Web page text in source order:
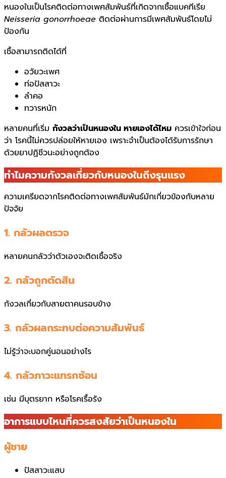
หนองในเป็นโรคติดต่อทางเพศสัมพันธ์ที่เกิดจากเชื้อแบคทีเรีย
Neisseria gonorrhoeae ติดต่อผ่านการมีเพศสัมพันธ์โดยไม่
ป้องกัน
เชื้อสามารถติดได้ที่
อวัยวะเพศ
ท่อปัสสาวะ
ลำคอ
ทวารหนัก
หลายคนที่เริ่ม กังวลว่าเป็นหนองใน หายเองได้ไหม ควรเข้าใจก่อน
ว่า โรคนี้ไม่ควรปล่อยให้หายเอง เพราะจำเป็นต้องได้รับการรักษา
ด้วยยาปฏิชีวนะอย่างถูกต้อง
ทำไมความกังวลเกี่ยวกับหนองในถึงรุนแรง
ความเครียดจากโรคติดต่อทางเพศสัมพันธ์มักเกี่ยวข้องกับหลาย
ปัจจัย
1. กลัวผลตรวจ
หลายคนกลัวว่าตัวเองจะติดเชื้อจริง
2. กลัวถูกตัดสิน
กังวลเกี่ยวกับสายตาคนรอบข้าง
3. กลัวผลกระทบต่อความสัมพันธ์
ไม่รู้ว่าจะบอกคู่นอนอย่างไร
4. กลัวภาวะแทรกซ้อน
เช่น มีบุตรยาก หรือโรคเรื้อรัง
อาการแบบไหนที่ควรสงสัยว่าเป็นหนองใน
ผู้ชาย
ปัสสาวะแสบ